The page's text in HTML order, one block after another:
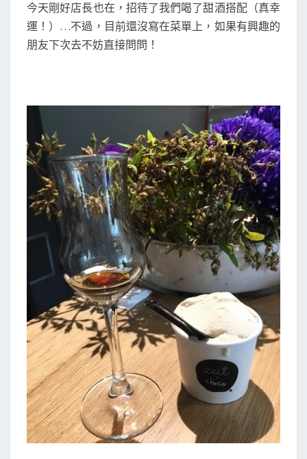
今天剛好店長也在，招待了我們喝了甜酒搭配（真幸
運！）…不過，目前還沒寫在菜單上，如果有興趣的
朋友下次去不妨直接問問！